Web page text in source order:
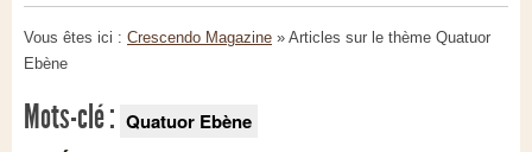
Vous êtes ici : Crescendo Magazine » Articles sur le thème Quatuor
Ebène
Mots-clé : Quatuor Ebène